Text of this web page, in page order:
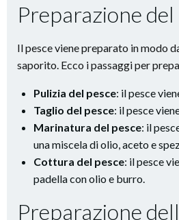
Preparazione del
Il pesce viene preparato in modo
saporito. Ecco i passaggi per
Pulizia del pesce: il pesce
Taglio del pesce: il pesce
Marinatura del pesce: il
una miscela di olio, aceto e
Cottura del pesce: il pesce
padella con olio e burro.
Preparazione